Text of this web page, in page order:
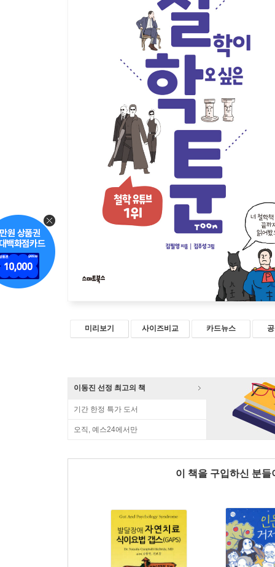
미리보기 사이즈비교 카드뉴스
이동진 선정 최고의 책
기간 한정 특가 도서
오직, 예스24에서만
이 책을 구입하신 분